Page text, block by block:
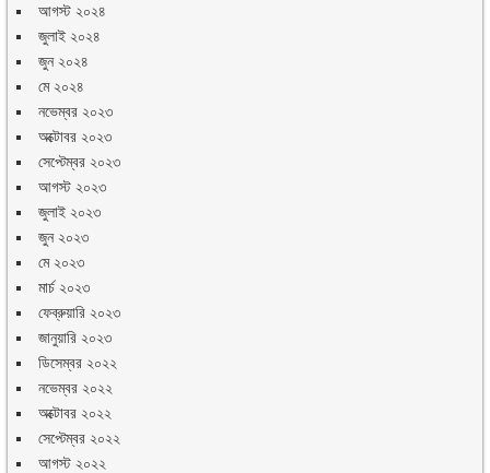
আগস্ট ২০২৪
জুলাই ২০২৪
জুন ২০২৪
মে ২০২৪
নভেম্বর ২০২৩
অক্টোবর ২০২৩
সেপ্টেম্বর ২০২৩
আগস্ট ২০২৩
জুলাই ২০২৩
জুন ২০২৩
মে ২০২৩
মার্চ ২০২৩
ফেব্রুয়ারি ২০২৩
জানুয়ারি ২০২৩
ডিসেম্বর ২০২২
নভেম্বর ২০২২
অক্টোবর ২০২২
সেপ্টেম্বর ২০২২
আগস্ট ২০২২